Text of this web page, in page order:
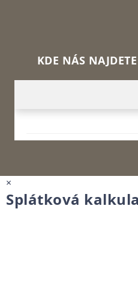
KDE NÁS NAJDETE
×
Splátková